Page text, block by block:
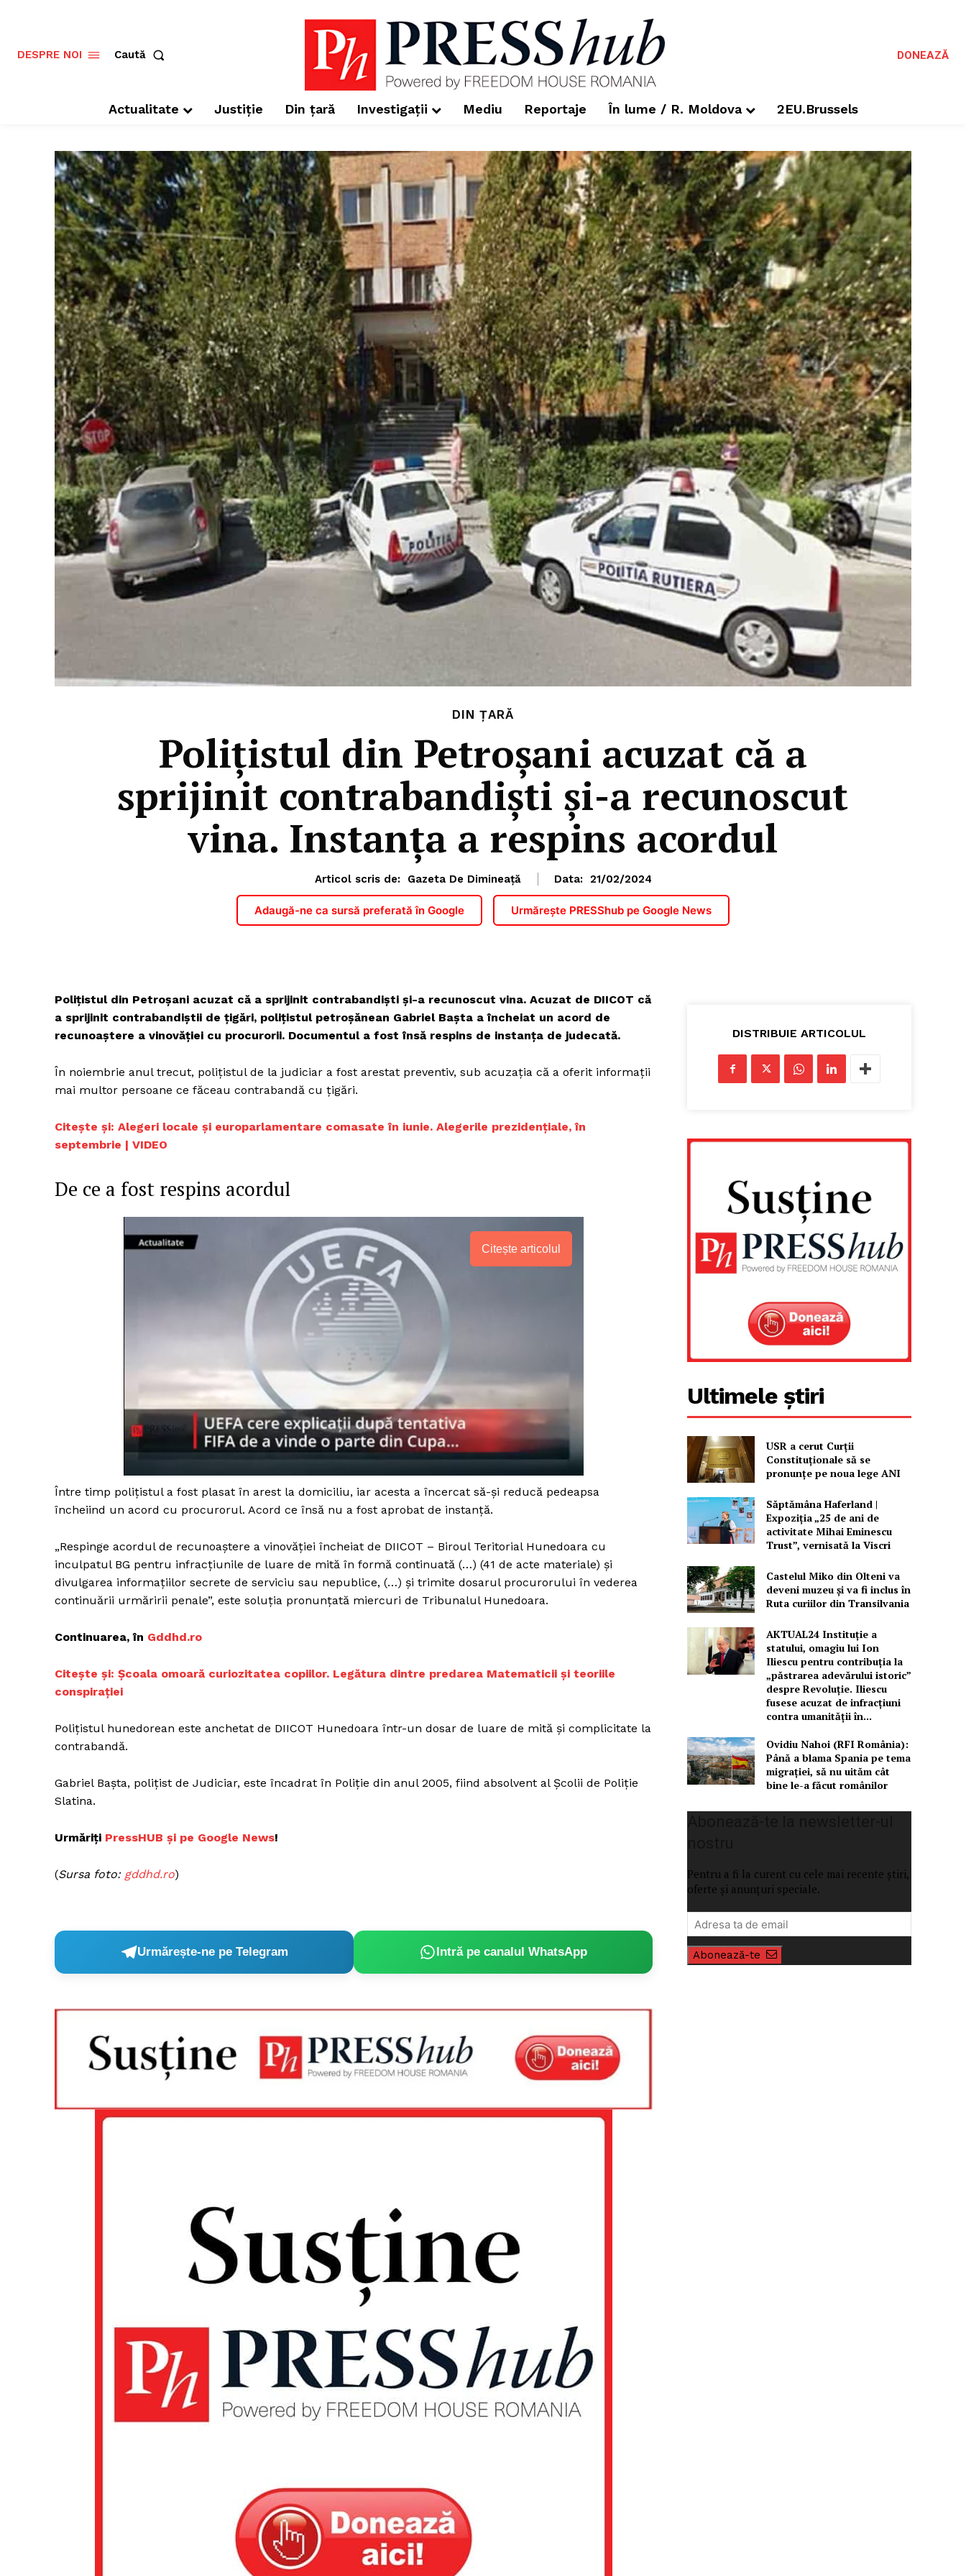
Un proiect
PRESShub
Despre noi / Echipa
DESPRE NOI Caută DONEAZĂ
Actualitate Justiție Din țară Investigații Mediu Reportaje În lume / R. Moldova 2EU.Brussels
DIN ȚARĂ
Polițistul din Petroșani acuzat că a
sprijinit contrabandiști și-a recunoscut
vina. Instanța a respins acordul
Articol scris de: Gazeta De Dimineață Data: 21/02/2024
Adaugă-ne ca sursă preferată în Google Urmărește PRESShub pe Google News
Polițistul din Petroșani acuzat că a sprijinit contrabandiști și-a recunoscut vina. Acuzat de DIICOT că
a sprijinit contrabandiștii de țigări, polițistul petroșănean Gabriel Bașta a încheiat un acord de
recunoaștere a vinovăției cu procurorii. Documentul a fost însă respins de instanța de judecată.
În noiembrie anul trecut, polițistul de la judiciar a fost arestat preventiv, sub acuzația că a oferit informații
mai multor persoane ce făceau contrabandă cu țigări.
Citește și: Alegeri locale și europarlamentare comasate în iunie. Alegerile prezidențiale, în
septembrie | VIDEO
De ce a fost respins acordul
Citește articolul
Între timp polițistul a fost plasat în arest la domiciliu, iar acesta a încercat să-și reducă pedeapsa
încheiind un acord cu procurorul. Acord ce însă nu a fost aprobat de instanță.
„Respinge acordul de recunoaştere a vinovăţiei încheiat de DIICOT – Biroul Teritorial Hunedoara cu
inculpatul BG pentru infracţiunile de luare de mită în formă continuată (…) (41 de acte materiale) și
divulgarea informațiilor secrete de serviciu sau nepublice, (…) şi trimite dosarul procurorului în vederea
continuării urmăririi penale”, este soluția pronunțată miercuri de Tribunalul Hunedoara.
Continuarea, în Gddhd.ro
Citește și: Școala omoară curiozitatea copiilor. Legătura dintre predarea Matematicii și teoriile
conspirației
Polițistul hunedorean este anchetat de DIICOT Hunedoara într-un dosar de luare de mită și complicitate la
contrabandă.
Gabriel Bașta, polițist de Judiciar, este încadrat în Poliție din anul 2005, fiind absolvent al Școlii de Poliție
Slatina.
Urmăriți PressHUB și pe Google News!
(Sursa foto: gddhd.ro)
Urmărește-ne pe Telegram Intră pe canalul WhatsApp
DISTRIBUIE ARTICOLUL
Ultimele știri
USR a cerut Curții
Constituționale să se
pronunțe pe noua lege ANI
Săptămâna Haferland |
Expoziţia „25 de ani de
activitate Mihai Eminescu
Trust”, vernisată la Viscri
Castelul Miko din Olteni va
deveni muzeu şi va fi inclus în
Ruta curiilor din Transilvania
AKTUAL24 Instituție a
statului, omagiu lui Ion
Iliescu pentru contribuția la
„păstrarea adevărului istoric”
despre Revoluție. Iliescu
fusese acuzat de infracțiuni
contra umanității în...
Ovidiu Nahoi (RFI România):
Până a blama Spania pe tema
migrației, să nu uităm cât
bine le-a făcut românilor
Pentru a fi la curent cu cele mai recente știri,
oferte și anunțuri speciale.
Abonează-te